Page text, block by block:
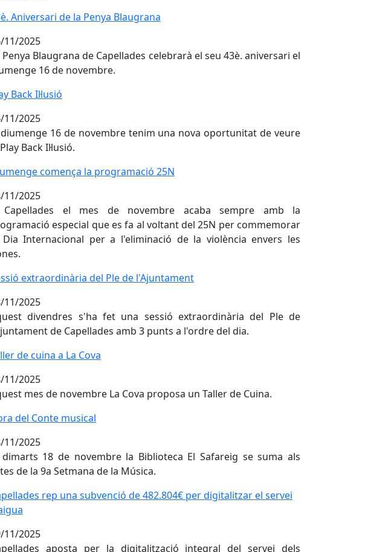
Aniversari de la Penya Blaugrana
Aniversari de la Penya Blaugrana
11/2025
Penya Blaugrana de Capellades celebrarà el seu 43è. aniversari el
16 de novembre.
Back Il·lusió
Back Il·lusió
11/2025
diumenge 16 de novembre tenim una nova oportunitat de veure
Back Il·lusió.
comença la programació 25N
comença la programació 25N
11/2025
el mes de novembre acaba sempre amb la
especial que es fa al voltant del 25N per commemorar
Internacional per a l'eliminació de la violència envers les
extraordinària del Ple de l'Ajuntament
extraordinària del Ple de l'Ajuntament
11/2025
divendres s'ha fet una sessió extraordinària del Ple de
de Capellades amb 3 punts a l'ordre del dia.
de cuina a La Cova
de cuina a La Cova
11/2025
mes de novembre La Cova proposa un Taller de Cuina.
del Conte musical
del Conte musical
11/2025
dimarts 18 de novembre la Biblioteca El Safareig se suma als
de la 9a Setmana de la Música.
rep una subvenció de 482.804€ per digitalitzar el servei d'aigua
rep una subvenció de 482.804€ per digitalitzar el servei
11/2025
aposta per la digitalització integral del servei dels